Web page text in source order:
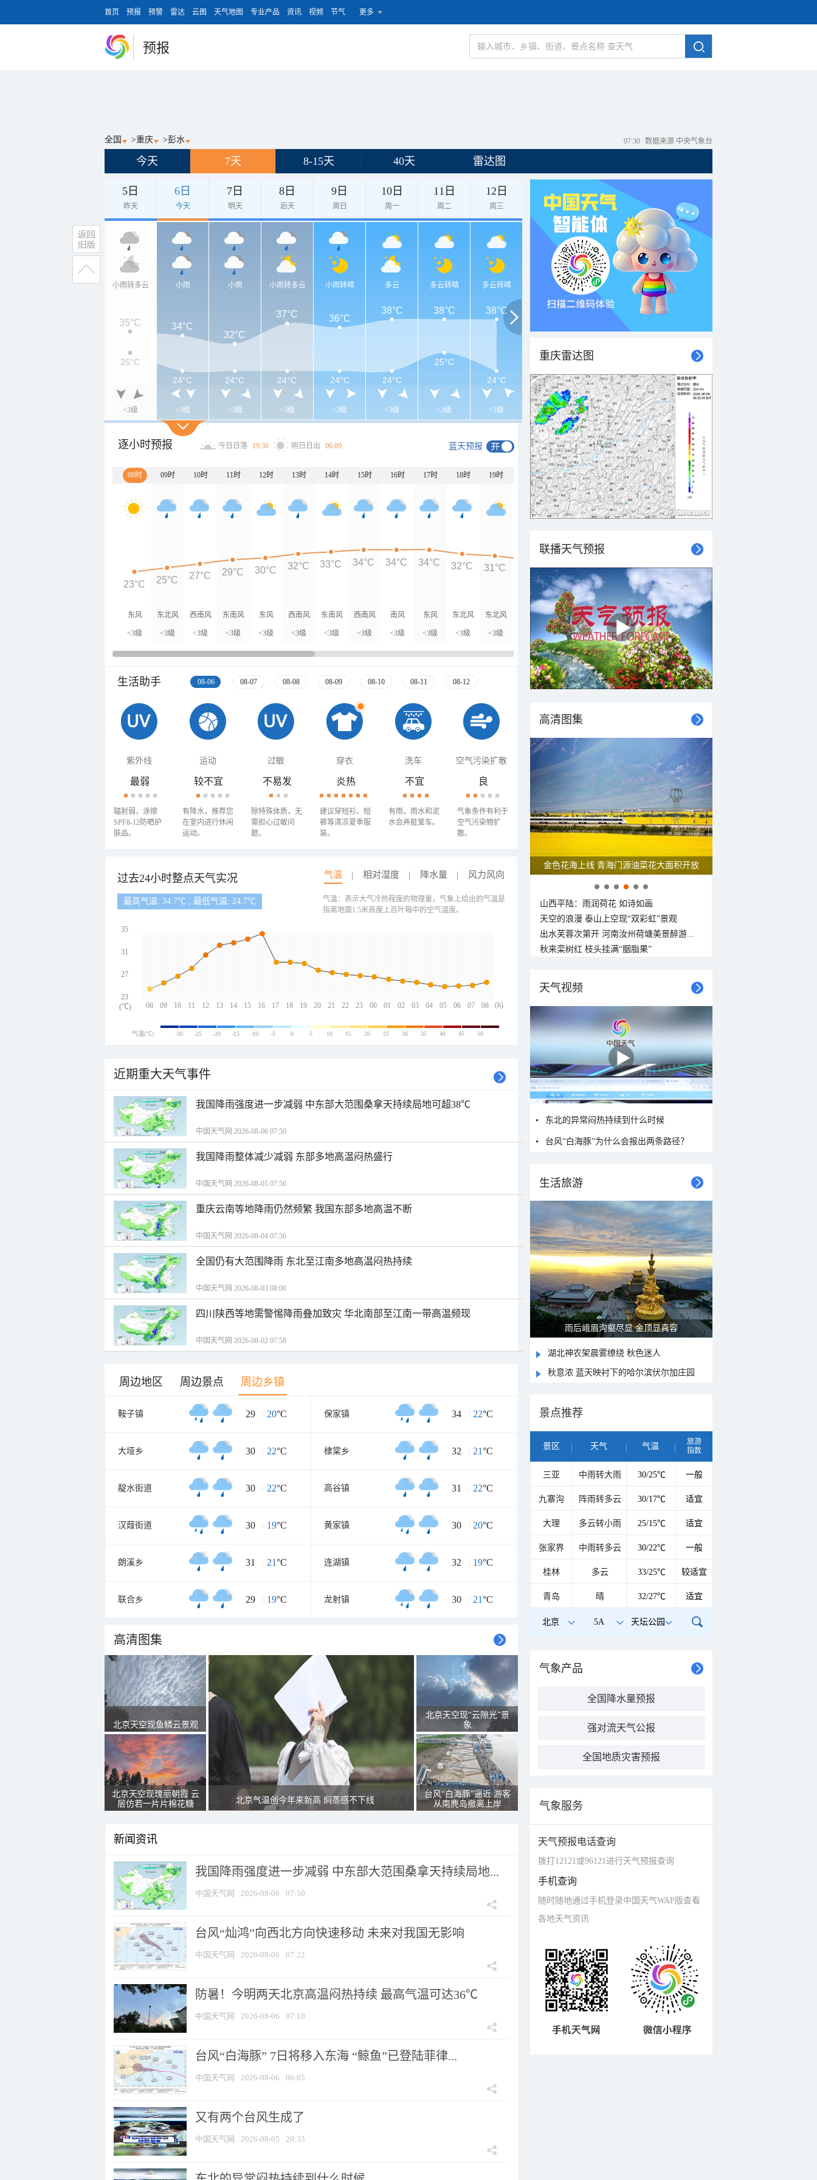
首页 预报 预警 雷达 云图 天气地图 专业产品 资讯 视频 节气 更多
预报
全国 >重庆 >彭水 07:30 数据来源 中央气象台
今天 7天 8-15天 40天 雷达图
5日
昨天
6日
今天
7日
明天
8日
后天
9日
周日
10日
周一
11日
周二
12日
周三
小雨转多云
<3级
小雨
<3级
小雨
<3级
小雨转多云
<3级
小雨转晴
<3级
多云
<3级
多云转晴
<3级
多云转晴
<3级
35°C 34°C
32°C
37°C 36°C
38°C 38°C 38°C
25°C
24°C
24°C 24°C 24°C 24°C
25°C
24°C
逐小时预报 今日日落 19:36 明日日出 06:09 蓝天预报
08时 09时 10时 11时 12时 13时 14时 15时 16时 17时 18时 19时 20时 21时 22时 23时 00时 01时
东风
<3级
东北风
<3级
西南风
<3级
东南风
<3级
东风
<3级
西南风
<3级
东南风
<3级
西南风
<3级
南风
<3级
东风
<3级
东北风
<3级
东北风
<3级
东北风
<3级
西南风
<3级
西风
<3级
西风
<3级
西北风
<3级
西北风
23°C 25°C 27°C 29°C 30°C 32°C 33°C 34°C 34°C 34°C 32°C 31°C 29°C 28°C 27°C 27°C 26°C 25°C
生活助手 08-06 08-07 08-08 08-09 08-10 08-11 08-12
紫外线 运动 过敏 穿衣 洗车 空气污染扩散
最弱
辐射弱，涂擦
SPF8-12防晒护
肤品。
较不宜
有降水，推荐您
在室内进行休闲
运动。
不易发
除特殊体质，无
需担心过敏问
题。
炎热
建议穿短衫、短
裤等清凉夏季服
装。
不宜
有雨，雨水和泥
水会弄脏爱车。
良
气象条件有利于
空气污染物扩
散。
过去24小时整点天气实况 气温 相对湿度 降水量 风力风向
最高气温: 34.7℃ , 最低气温: 24.7℃
08 09 10 11 12 13 14 15 16 17 18 19 20 21 22 23 00 01 02 03 04 05 06 07 08
35
31
27
23
(h)
(℃)
气温：表示大气冷热程度的物理量，气象上给出的气温是
指离地面1.5米高度上百叶箱中的空气温度。
气温(℃) -30 -25 -20 -15 -10 -5 0 5 10 15 20 25 30 35 40 45 50
近期重大天气事件
我国降雨强度进一步减弱 中东部大范围桑拿天持续局地可超38℃
中国天气网 2026-08-06 07:50
我国降雨整体减少减弱 东部多地高温闷热盛行
中国天气网 2026-08-05 07:56
重庆云南等地降雨仍然频繁 我国东部多地高温不断
中国天气网 2026-08-04 07:56
全国仍有大范围降雨 东北至江南多地高温闷热持续
中国天气网 2026-08-03 08:00
四川陕西等地需警惕降雨叠加致灾 华北南部至江南一带高温频现
中国天气网 2026-08-02 07:58
周边地区 周边景点 周边乡镇
鞍子镇 29 / 20°C 保家镇 34 / 22°C
大垭乡 30 / 22°C 棣棠乡 32 / 21°C
靛水街道 30 / 22°C 高谷镇 31 / 22°C
汉葭街道 30 / 19°C 黄家镇 30 / 20°C
朗溪乡 31 / 21°C 连湖镇 32 / 19°C
联合乡 29 / 19°C 龙射镇 30 / 21°C
高清图集
北京天空现鱼鳞云景观
北京天空现瑰丽朝霞 云
层仿若一片片棉花糖
北京气温创今年来新高 焖蒸感不下线
北京天空现“云隙光”景
象
台风“白海豚”逼近 游客
从南麂岛撤离上岸
新闻资讯
我国降雨强度进一步减弱 中东部大范围桑拿天持续局地...
中国天气网 2026-08-06 07:50
台风“灿鸿”向西北方向快速移动 未来对我国无影响
中国天气网 2026-08-06 07:22
防暑！今明两天北京高温闷热持续 最高气温可达36℃
中国天气网 2026-08-06 07:10
台风“白海豚” 7日将移入东海 “鲸鱼”已登陆菲律...
中国天气网 2026-08-06 06:05
又有两个台风生成了
中国天气网 2026-08-05 20:33
重庆雷达图
联播天气预报
高清图集
金色花海上线 青海门源油菜花大面积开放
山西平陆：雨润荷花 如诗如画
天空的浪漫 泰山上空现“双彩虹”景观
出水芙蓉次第开 河南汝州荷塘美景醉游...
秋来栾树红 枝头挂满“胭脂果”
天气视频
东北的异常闷热持续到什么时候
台风“白海豚”为什么会报出两条路径？
生活旅游
雨后峨眉沟壑尽显 金顶显真容
湖北神农架晨雾缭绕 秋色迷人
秋意浓 蓝天映衬下的哈尔滨伏尔加庄园
景点推荐
景区 天气 气温
旅游
指数
三亚 中雨转大雨 30/25℃ 一般
九寨沟 阵雨转多云 30/17℃ 适宜
大理 多云转小雨 25/15℃ 适宜
张家界 中雨转多云 30/22℃ 一般
桂林 多云 33/25℃ 较适宜
青岛 晴 32/27℃ 适宜
北京 5A 天坛公园
气象产品
全国降水量预报
强对流天气公报
全国地质灾害预报
气象服务
天气预报电话查询
拨打12121或96121进行天气预报查询
手机查询
随时随地通过手机登录中国天气WAP版查看
各地天气资讯